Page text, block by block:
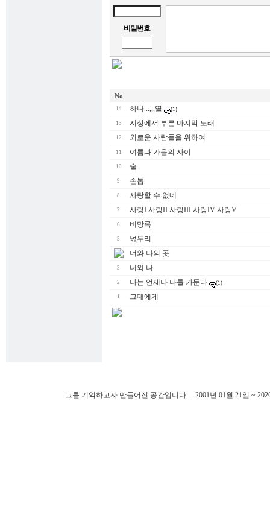
비밀번호
No
14 하나...,,,열 (1)
13 지상에서 부른 마지막 노래
12 외로운 사람들을 위하여
11 여름과 가을의 사이
10 술
9 손톱
8 사랑할 수 없네
7 사랑I 사랑II 사랑III 사랑IV 사랑V
6 비망록
5
넋두리
너와 나의 곳
3 너와 나
2 나는 언제나 나를 가둔다 (1)
1 그대에게
그를 기억하고자 만들어진 공간입니다… 2001년 01월 21일 ~